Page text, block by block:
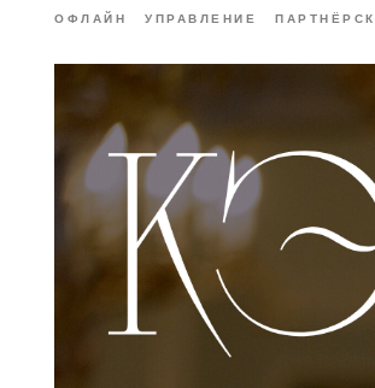
ОФЛАЙН УПРАВЛЕНИЕ